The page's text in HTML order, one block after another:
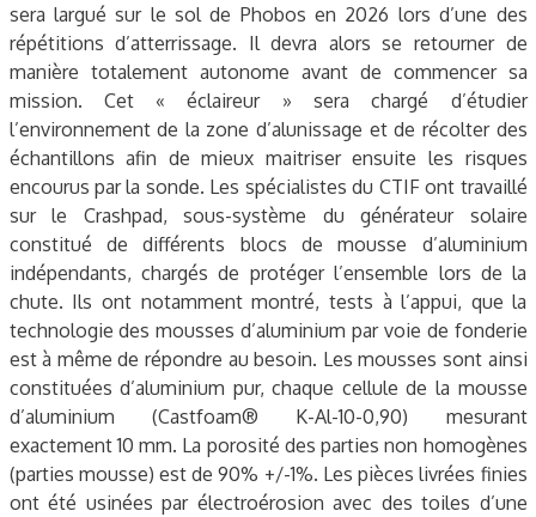
sera largué sur le sol de Phobos en 2026 lors d’une des
répétitions d’atterrissage. Il devra alors se retourner de
manière totalement autonome avant de commencer sa
mission. Cet « éclaireur » sera chargé d’étudier
l’environnement de la zone d’alunissage et de récolter des
échantillons afin de mieux maitriser ensuite les risques
encourus par la sonde. Les spécialistes du CTIF ont travaillé
sur le Crashpad, sous-système du générateur solaire
constitué de différents blocs de mousse d’aluminium
indépendants, chargés de protéger l’ensemble lors de la
chute. Ils ont notamment montré, tests à l’appui, que la
technologie des mousses d’aluminium par voie de fonderie
est à même de répondre au besoin. Les mousses sont ainsi
constituées d’aluminium pur, chaque cellule de la mousse
d’aluminium (Castfoam® K-Al-10-0,90) mesurant
exactement 10 mm. La porosité des parties non homogènes
(parties mousse) est de 90% +/-1%. Les pièces livrées finies
ont été usinées par électroérosion avec des toiles d’une